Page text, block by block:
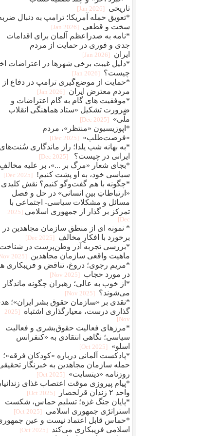
تاریخی
[2026 Jan]
*تعویق حمله آمریکا؛ ترامپ به دنبال
سخت و قطعی
[2026 Jan]
*نامه به صدراعظم آلمان برای اقدامات
جدی و فوری در حمایت از مردم
ایران
[2026 Jan]
*دلیل غیبت برخی شهرها در اعتراضات
چیست؟
[2026 Jan]
*حمایت از موضع‌گیری ترامپ در دفاع از
مردم معترض ایران
[2026 Jan]
*موفقیت های گام به گام اعتراضات و
ضرورت تشکیل «ستاد هماهنگی انقلاب
ملّی»
[2025 Dec]
*اپوزیسیون «منتظر»، مردم
«فرصت‌طلب»
[2025 Dec]
*به بهانه شب یلدا؛ راز ماندگاری
ایرانی در چیست؟
[2025 Dec]
*بجای شعار «مرگ بر ...»، بر علیه مخالفِ
سیاسی خود، به او پشت کنیم!
[2025 Dec]
*چگونه با هم گفت‌وگو کنیم؟ نقش کلیدی
«ارتباطاتِ بین انسانی» در حل و فصل
مسائل و مشکلات سیاسی- اجتماعی با
تمرکز بر گذار از جمهوری اسلامی
[2025
Dec]
* نمونه ای از منطق سازمان مجاهدین در
برخورد با افکارِ مخالف
[2025 Dec]
*بررسی تجربه آذر وطن‌پرست در
ماهیت واقعی سازمان مجاهدین
[2025 Nov]
*مریم رجوی؛ دروغ، تناقض و فریبکاری
در مورد حجاب
[2025 Nov]
*از خوب به عالی؛ رهبران چگونه ماندگار
می‌شوند؟
[2025 Nov]
*نقدی بر «سازمان حقوق بشر ایران»؛
گذاری درست، معیارگذاری اشتباه
[2025
Nov]
*مرزهای فعالیت حقوق‌بشری و فعالیت
سیاسی؛ نگاهی انتقادی به «کنفرانس
اسلو»
[2025 Oct]
*پادکست آلمانی درباره «کودکان فرقه»؛
حمله سازمان مجاهدین به خبرنگار
روزنامه «دیتسایت»
[2025 Oct]
*پیام پیروزی موقت اعتصاب غذای
واحد ۲ زندان قزلحصار
[2025 Oct]
*پایان جنگ غزه؛ تسلیم حماس، شکست
استراتژی جمهوری اسلامی
[2025 Oct]
*حماس قابل اعتماد نیست و عین
اسلامی فریبکاری می‌کند
[2025 Oct]